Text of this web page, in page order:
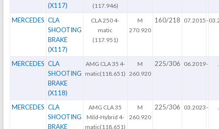
(X117)
(117.946)
MERCEDES CLA
SHOOTING
BRAKE
(X117)
CLA 250 4-
matic
(117.951)
M
270.920
160/218 07.2015-
MERCEDES CLA
SHOOTING
BRAKE
(X118)
AMG CLA 35 4-
matic(118.651)
M
260.920
225/306 06.2019-
MERCEDES CLA
SHOOTING
BRAKE
AMG CLA 35
Mild-Hybrid 4-
matic(118.651)
M
260.920
225/306 03.2023-